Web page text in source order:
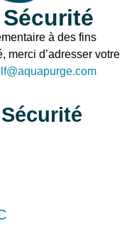
à des fins
merci d’adresser votre